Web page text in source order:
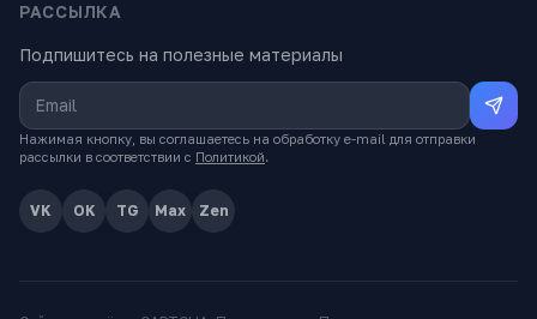
РАССЫЛКА
Подпишитесь на полезные материалы
Нажимая кнопку, вы соглашаетесь на обработку e-mail для отправки
рассылки в соответствии с Политикой.
VK OK TG Max Zen